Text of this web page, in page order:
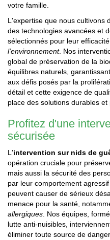
votre famille.
L'expertise que nous cultivons
des technologies avancées et
sélectionnés pour leur
l'environnement. Nos
global de préservation de la
équilibres naturels,
aux défis posés par la
détail et cette exigence de
place des solutions durables et
Profitez d'une
sécurisée
L'intervention sur nids de
opération cruciale pour
mais aussi la sécurité des
par leur comportement
peuvent causer de sérieux
menace pour la santé,
allergiques. Nos équipes,
lutte anti-nuisibles,
éliminer toute source de